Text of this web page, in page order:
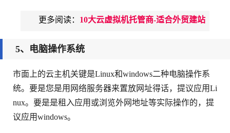
更多阅读： 10大云虚拟机托管商-适合外贸建站
5、电脑操作系统
市面上的云主机关键是Linux和windows二种电脑操作系
统。要是您是用网络服务器来置放网址得话，提议应用Li
nux。要是是租入应用或浏览外网地址等实际操作的，提
议应用windows。